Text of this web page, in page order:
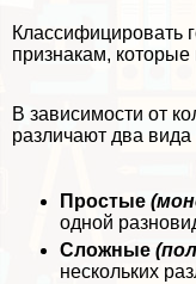
Классифицировать
признакам, которые
В зависимости от
различают два
Простые
одной
Сложные
нескольких